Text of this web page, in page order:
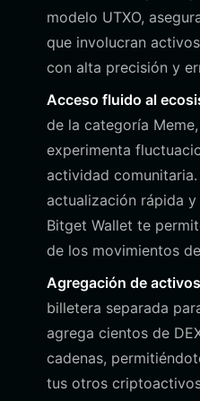
modelo UTXO,
que involucran
con alta precisión y
Acceso fluido al
de la categoría
experimenta
actividad
actualización rápida
Bitget Wallet te
de los movimientos
Agregación de
billetera separada
agrega cientos de
cadenas,
tus otros